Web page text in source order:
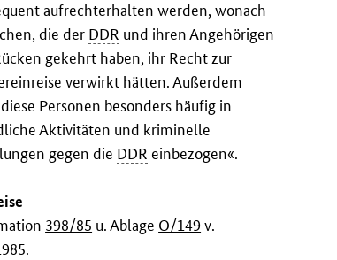
aufrechterhalten werden, wonach
die der DDR und ihren Angehörigen
gekehrt haben, ihr Recht zur
verwirkt hätten. Außerdem
Personen besonders häufig in
Aktivitäten und kriminelle
gegen die DDR einbezogen«.
398/85 u. Ablage O/149v.